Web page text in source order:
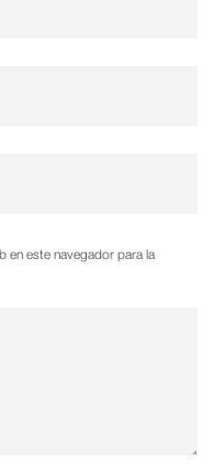
en este navegador para la